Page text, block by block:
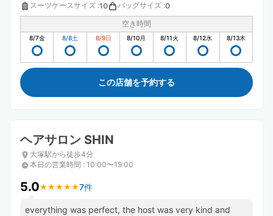
スーツケースサイズ :10 バッグサイズ :0
空き時間
8/7金 8/8土 8/9日 8/10月 8/11火 8/12水 8/13木
この店舗を予約する
ヘアサロン SHIN
大塚駅から徒歩4分
本日の営業時間 : 10:00〜19:00
5.0★ ★ ★ ★ ★
★ ★ ★ ★ ★7件
everything was perfect, the host was very kind and